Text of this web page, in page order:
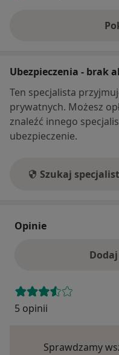
Ubezpieczenia - brak
Ten specjalista
prywatnych. Możesz
znaleźć innego
ubezpieczenie.
Szukaj
Opinie
5 opinii
Sprawdzamy